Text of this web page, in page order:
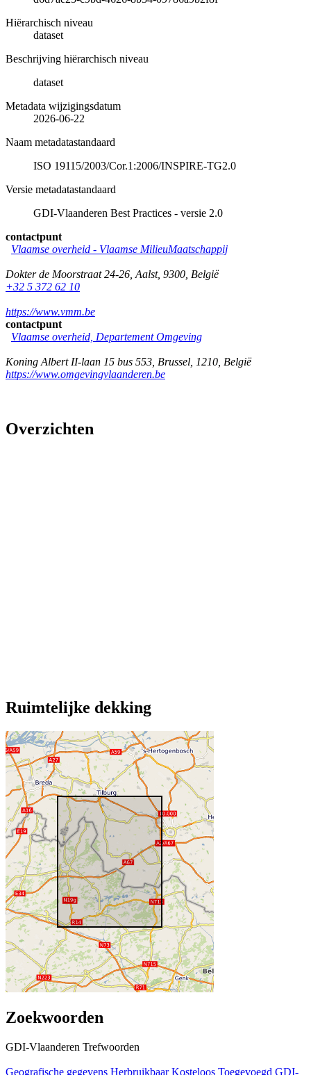
Hiërarchisch niveau
dataset
Beschrijving hiërarchisch niveau
dataset
Metadata wijzigingsdatum
2026-06-22
Naam metadatastandaard
ISO 19115/2003/Cor.1:2006/INSPIRE-TG2.0
Versie metadatastandaard
GDI-Vlaanderen Best Practices - versie 2.0
contactpunt
Vlaamse overheid - Vlaamse MilieuMaatschappij
Dokter de Moorstraat 24-26 Aalst, 9300 België
+32 5 372 62 10
https://www.vmm.be
contactpunt
Vlaamse overheid, Departement Omgeving
Koning Albert II-laan 15 bus 553 Brussel 1210 België
https://www.omgevingvlaanderen.be
Overzichten
Ruimtelijke dekking
Zoekwoorden
GDI-Vlaanderen Trefwoorden
Geografische gegevens Herbruikbaar Kosteloos Toegevoegd GDI-